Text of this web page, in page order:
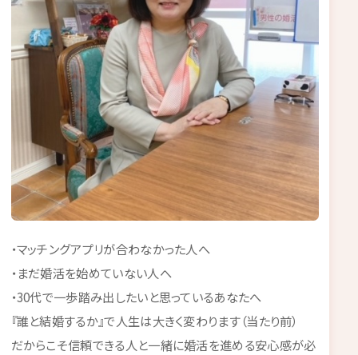
・マッチングアプリが合わなかった人へ
・まだ婚活を始めていない人へ
・30代で一歩踏み出したいと思っているあなたへ
『誰と結婚するか』で人生は大きく変わります（当たり前）
だからこそ信頼できる人と一緒に婚活を進める安心感が必